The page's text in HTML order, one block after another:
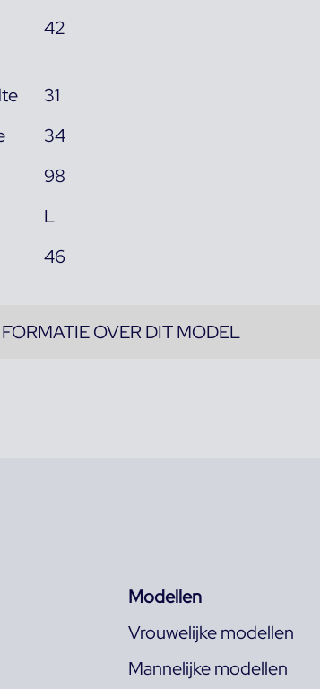
42
31
34
98
L
46
OVER DIT MODEL
Modellen
Vrouwelijke modellen
Mannelijke modellen